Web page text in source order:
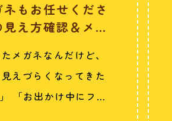
もお任せくださ
え方確認＆メン
メガネなんだけど、
えづらくなってきた
「お出かけ中にフレ